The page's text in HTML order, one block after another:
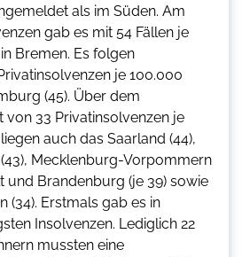
als im Süden. Am
gab es mit 54 Fällen je
Bremen. Es folgen
je 100.000
(45). Über dem
von 33 Privatinsolvenzen je
auch das Saarland (44),
Mecklenburg-Vorpommern
und Brandenburg (je 39) sowie
(34). Erstmals gab es in
Insolvenzen. Lediglich 22
mussten eine